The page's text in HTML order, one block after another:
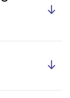
Lézeres
és a lézer
össze: